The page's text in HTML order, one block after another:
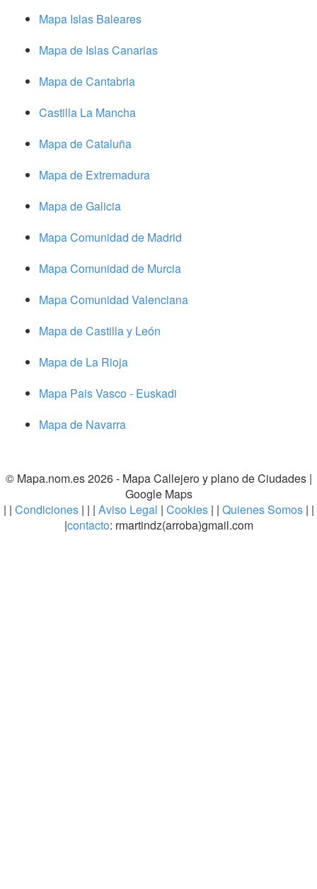
Mapa Islas Baleares
Mapa de Islas Canarias
Mapa de Cantabria
Castilla La Mancha
Mapa de Cataluña
Mapa de Extremadura
Mapa de Galicia
Mapa Comunidad de Madrid
Mapa Comunidad de Murcia
Mapa Comunidad Valenciana
Mapa de Castilla y León
Mapa de La Rioja
Mapa Pais Vasco - Euskadi
Mapa de Navarra
© Mapa.nom.es 2026 - Mapa Callejero y plano de Ciudades|
Google Maps
| | Condiciones| | | Aviso Legal | Cookies | | Quienes Somos | |
|contacto: rmartindz(arroba)gmail.com